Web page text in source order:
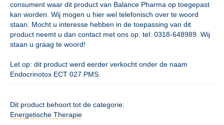
consument waar dit product van Balance Pharma op toegepast
kan worden. Wij mogen u hier wel telefonisch over te woord
staan. Mocht u interesse hebben in de toepassing van dit
product neemt u dan contact met ons op: tel: 0318-648989. Wij
staan u graag te woord!
Let op: dit product werd eerder verkocht onder de naam
Endocrinotox ECT 027 PMS.
Dit product behoort tot de categorie:
Energetische Therapie